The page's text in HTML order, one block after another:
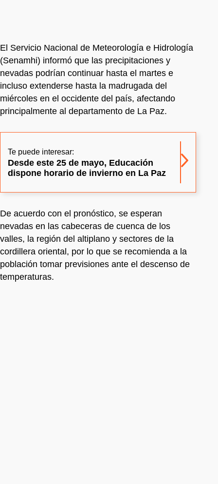
El Servicio Nacional de Meteorología e Hidrología
(Senamhi) informó que las precipitaciones y
nevadas podrían continuar hasta el martes e
incluso extenderse hasta la madrugada del
miércoles en el occidente del país, afectando
principalmente al departamento de La Paz.
Te puede interesar:
Desde este 25 de mayo, Educación
dispone horario de invierno en La Paz
De acuerdo con el pronóstico, se esperan
nevadas en las cabeceras de cuenca de los
valles, la región del altiplano y sectores de la
cordillera oriental, por lo que se recomienda a la
población tomar previsiones ante el descenso de
temperaturas.